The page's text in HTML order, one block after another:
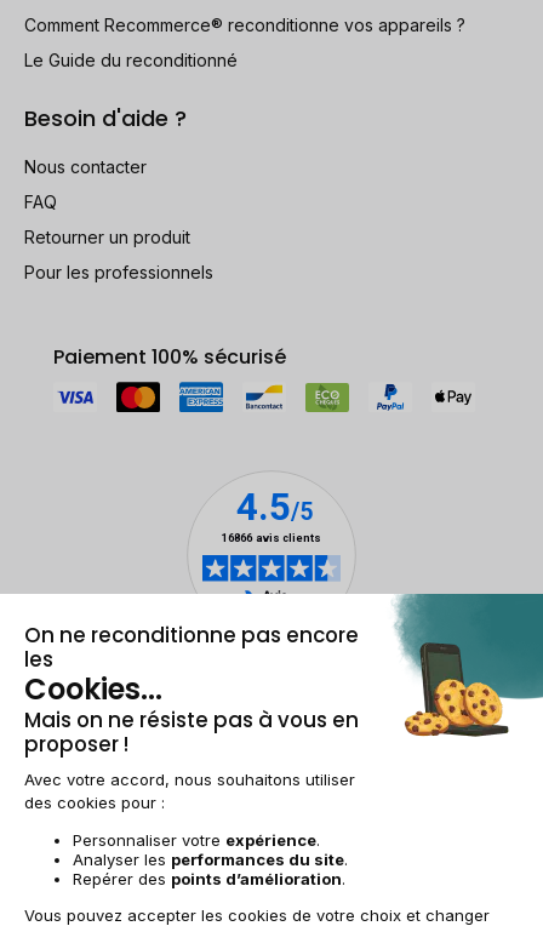
Comment Recommerce® reconditionne vos appareils ?
Le Guide du reconditionné
Besoin d'aide ?
Nous contacter
FAQ
Retourner un produit
Pour les professionnels
Paiement 100% sécurisé
Mentions légales & CGU
Conditions générales de venteDonnées personnelles
AccessibilitéPlan du site